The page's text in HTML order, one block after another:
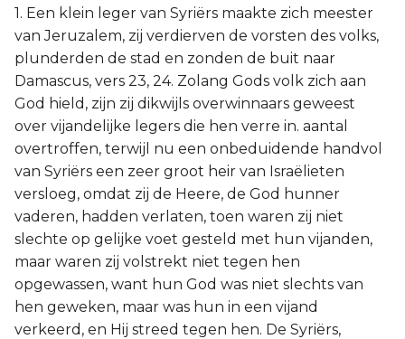
1. Een klein leger van Syriërs maakte zich meester
van Jeruzalem, zij verdierven de vorsten des volks,
plunderden de stad en zonden de buit naar
Damascus, vers 23, 24. Zolang Gods volk zich aan
God hield, zijn zij dikwijls overwinnaars geweest
over vijandelijke legers die hen verre in. aantal
overtroffen, terwijl nu een onbeduidende handvol
van Syriërs een zeer groot heir van Israëlieten
versloeg, omdat zij de Heere, de God hunner
vaderen, hadden verlaten, toen waren zij niet
slechte op gelijke voet gesteld met hun vijanden,
maar waren zij volstrekt niet tegen hen
opgewassen, want hun God was niet slechts van
hen geweken, maar was hun in een vijand
verkeerd, en Hij streed tegen hen. De Syriërs,